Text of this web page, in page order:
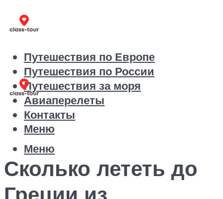
Путешествия по Европе
Путешествия по России
Путешествия за моря
Авиаперелеты
Контакты
Меню
Меню
Сколько лететь до